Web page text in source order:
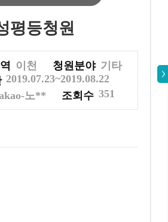
평등청원
이천 청원분야 기타
2019.07.23~2019.08.22
노** 조회수 351